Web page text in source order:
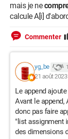
mais je ne
calcule A[i]
Commenter
yg_be
21 août
Le append
Avant le append,
donc pas faire
"list assignment
des dimensions